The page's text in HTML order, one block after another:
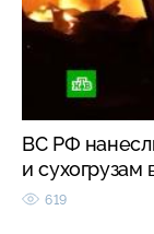
ВС РФ
и сухогрузам
619